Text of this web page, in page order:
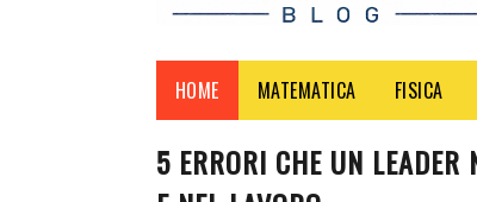
HOME MATEMATICA FISICA
5 ERRORI CHE UN